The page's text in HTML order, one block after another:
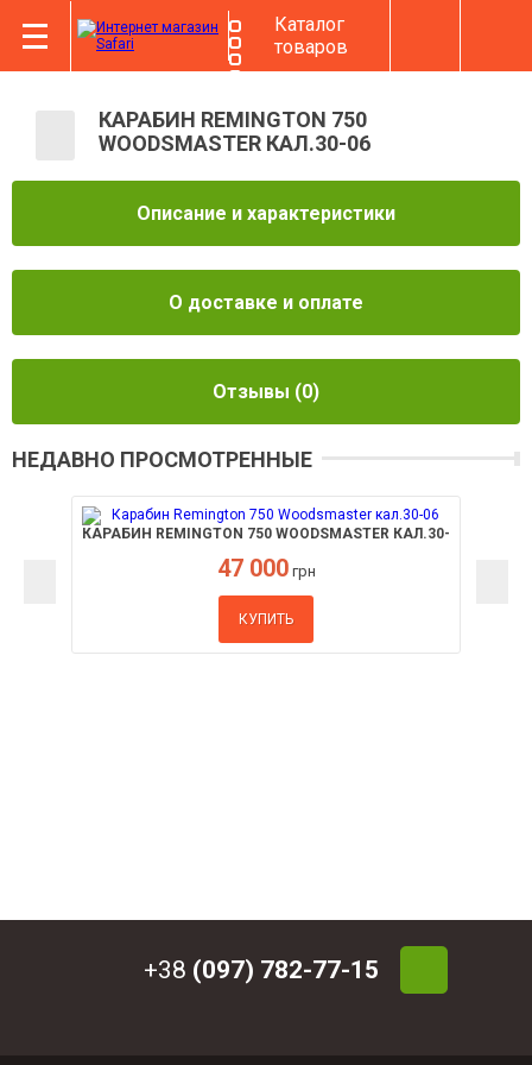
Каталог
товаров
КАРАБИН REMINGTON 750
WOODSMASTER КАЛ.30-06
Описание и характеристики
О доставке и оплате
Отзывы (0)
НЕДАВНО ПРОСМОТРЕННЫЕ
КАРАБИН REMINGTON 750 WOODSMASTER КАЛ.30-
47 000 грн
КУПИТЬ
+38 (097) 782-77-15